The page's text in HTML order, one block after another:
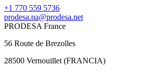
+1 770 559 5736
prodesa.na@prodesa.net
PRODESA France
56 Route de Brezolles
28500 Vernouillet (FRANCIA)